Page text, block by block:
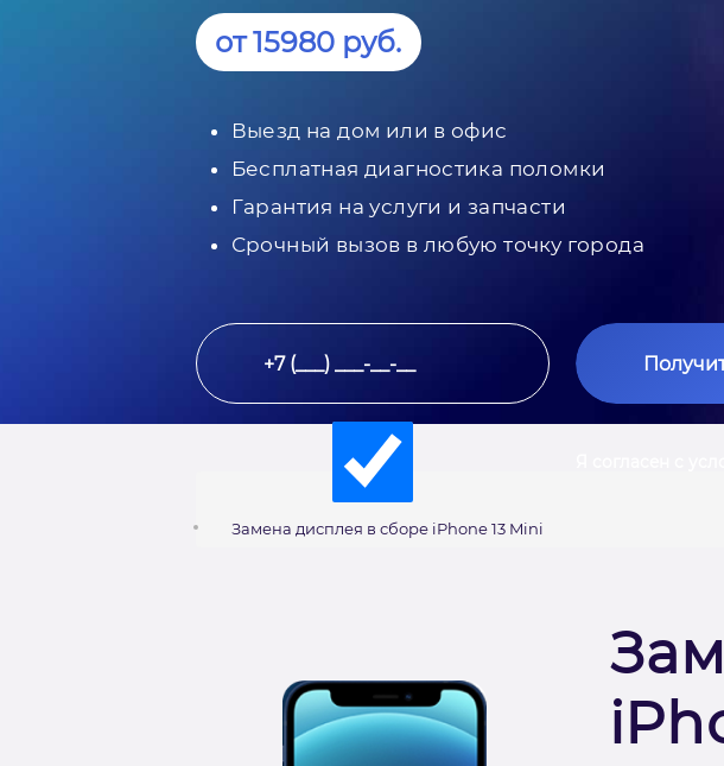
от 15980 руб.
Выезд на дом или в офис
Бесплатная диагностика поломки
Гарантия на услуги и запчасти
Срочный вызов в любую точку города
Замена дисплея в сборе iPhone 13 Mini